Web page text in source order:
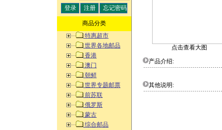
商品分类
特惠超市
世界各地邮品
香港
澳门
朝鲜
世界专题邮票
前苏联
俄罗斯
蒙古
综合邮品
点击查看大图
产品介绍:
其他说明: